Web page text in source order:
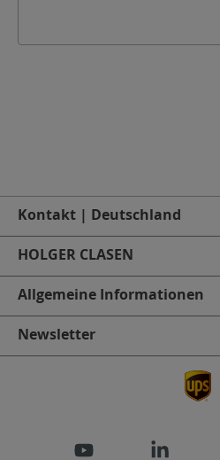
Kontakt | Deutschland
HOLGER CLASEN
Allgemeine Informationen
Newsletter